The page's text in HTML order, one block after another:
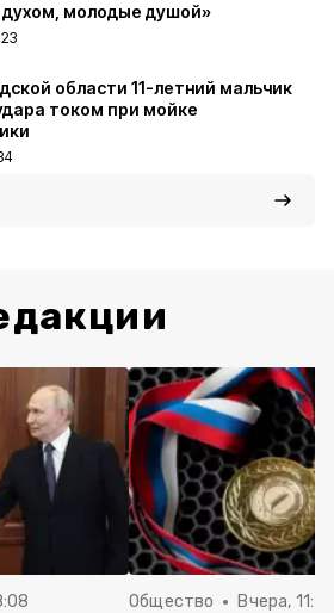
молодые душой»
области 11-летний мальчик
током при мойке
Общество Вчера,